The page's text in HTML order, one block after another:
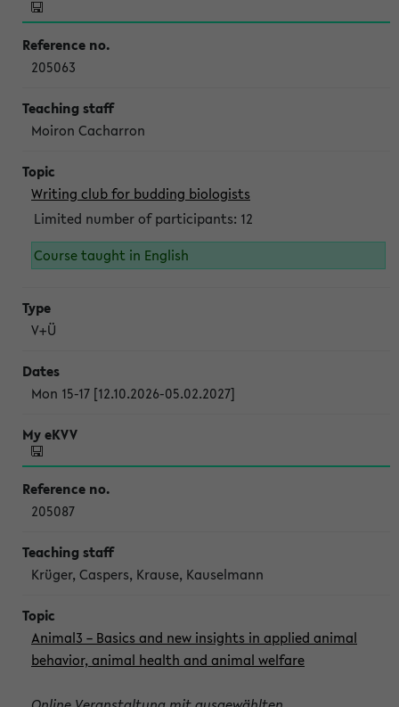
205063
Moiron Cacharron
Writing club for budding biologists
Limited number of participants: 12
Course taught in English
V+Ü
Mon 15-17 [12.10.2026-05.02.2027]
205087
Krüger, Caspers, Krause, Kauselmann
Animal3 – Basics and new insights in applied animal
behavior, animal health and animal welfare